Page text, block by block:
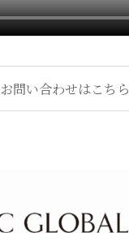
お問い合わせはこちら